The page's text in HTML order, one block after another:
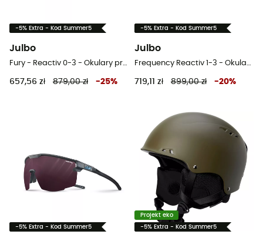
-5% Extra - Kod Summer5
Julbo
Fury - Reactiv 0-3 - Okulary przeciwsłoneczne
657,56 zł 879,00 zł -25%
-5% Extra - Kod Summer5
Julbo
Frequency Reactiv 1-3 - Okulary przeciwsłoneczne
719,11 zł 899,00 zł -20%
-5% Extra - Kod Summer5
Projekt eko
-5% Extra - Kod Summer5